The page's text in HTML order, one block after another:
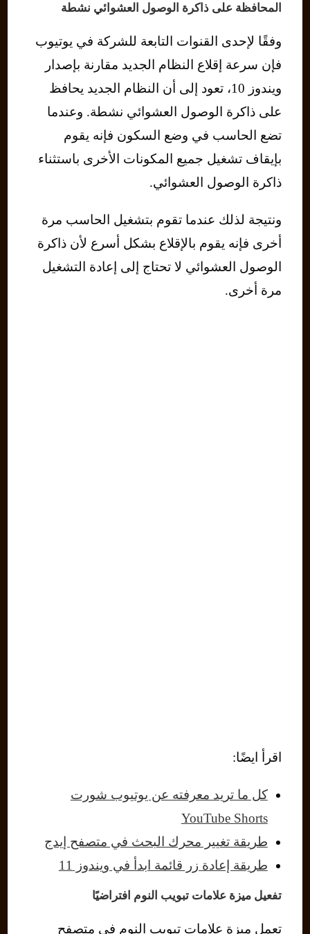
المحافظة على ذاكرة الوصول العشوائي نشطة
وفقًا لإحدى القنوات التابعة للشركة في يوتيوب
فإن سرعة إقلاع النظام الجديد مقارنة بإصدار
ويندوز 10، تعود إلى أن النظام الجديد يحافظ
على ذاكرة الوصول العشوائي نشطة. وعندما
تضع الحاسب في وضع السكون فإنه يقوم
بإيقاف تشغيل جميع المكونات الأخرى باستثناء
ذاكرة الوصول العشوائي.
ونتيجة لذلك عندما تقوم بتشغيل الحاسب مرة
أخرى فإنه يقوم بالإقلاع بشكل أسرع لأن ذاكرة
الوصول العشوائي لا تحتاج إلى إعادة التشغيل
مرة أخرى.
اقرأ ايضًا:
كل ما تريد معرفته عن يوتيوب شورت
YouTube Shorts
طريقة تغيير محرك البحث في متصفح إيدج
طريقة إعادة زر قائمة ابدأ في ويندوز 11
تفعيل ميزة علامات تبويب النوم افتراضيًا
تعمل ميزة علامات تبويب النوم في متصفح